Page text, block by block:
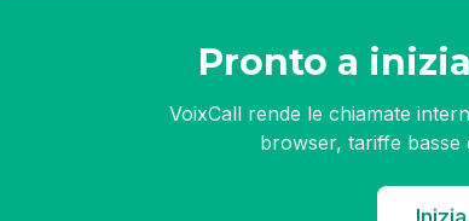
Pronto a
VoixCall rende le chiamate
browser, tariffe basse